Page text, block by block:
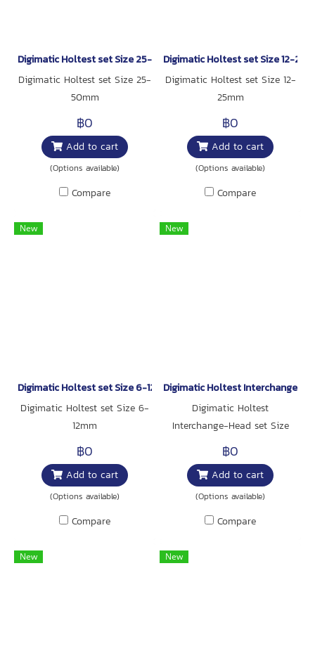
Digimatic Holtest set Size 25-50mm
Digimatic Holtest set Size 25-
50mm
฿0
Add to cart
(Options available)
Compare
Digimatic Holtest set Size 12-
Digimatic Holtest set Size 12-
25mm
฿0
Add to cart
(Options available)
Compare
New
Digimatic Holtest set Size 6-12mm
Digimatic Holtest set Size 6-
12mm
฿0
Add to cart
(Options available)
Compare
New
Digimatic Holtest Interchange-
Digimatic Holtest
Interchange-Head set Size
100-200mm
฿0
Add to cart
(Options available)
Compare
New New